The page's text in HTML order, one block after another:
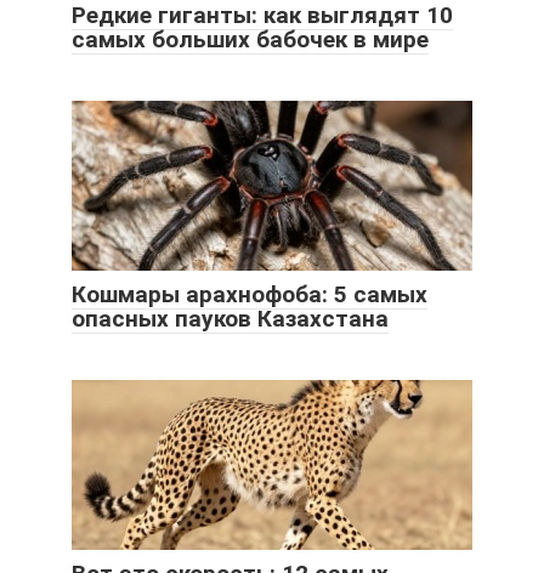
Редкие гиганты: как выглядят 10
самых больших бабочек в мире
Кошмары арахнофоба: 5 самых
опасных пауков Казахстана